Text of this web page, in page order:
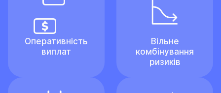
Оперативність
виплат
Вільне
комбінування
ризиків